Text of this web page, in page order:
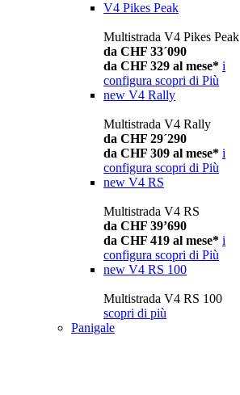
V4 Pikes Peak
Multistrada V4 Pikes Peak
da CHF 33´090
da CHF 329 al mese* i
configura scopri di Più
new V4 Rally
Multistrada V4 Rally
da CHF 29´290
da CHF 309 al mese* i
configura scopri di Più
new V4 RS
Multistrada V4 RS
da CHF 39’690
da CHF 419 al mese* i
configura scopri di Più
new V4 RS 100
Multistrada V4 RS 100
scopri di più
Panigale